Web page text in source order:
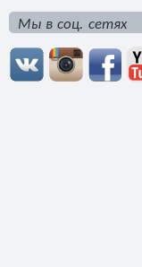
Мы в соц. сетях